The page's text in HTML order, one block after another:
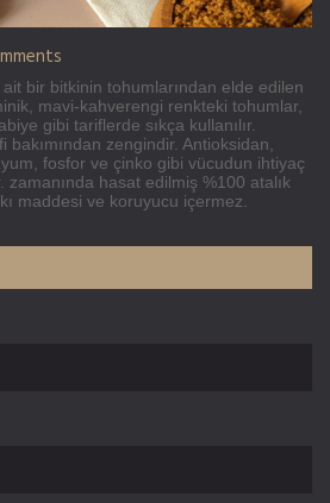
bir bitkinin tohumlarından elde edilen
mavi-kahverengi renkteki tohumlar,
gibi tariflerde sıkça kullanılır.
zengindir. Antioksidan,
fosfor ve çinko gibi vücudun ihtiyaç
hasat edilmiş %100 atalık
maddesi ve koruyucu içermez.